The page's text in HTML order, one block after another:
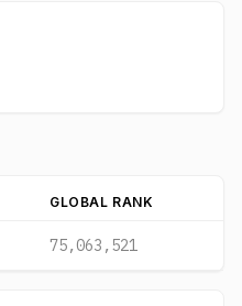
GLOBAL RANK
75,063,521